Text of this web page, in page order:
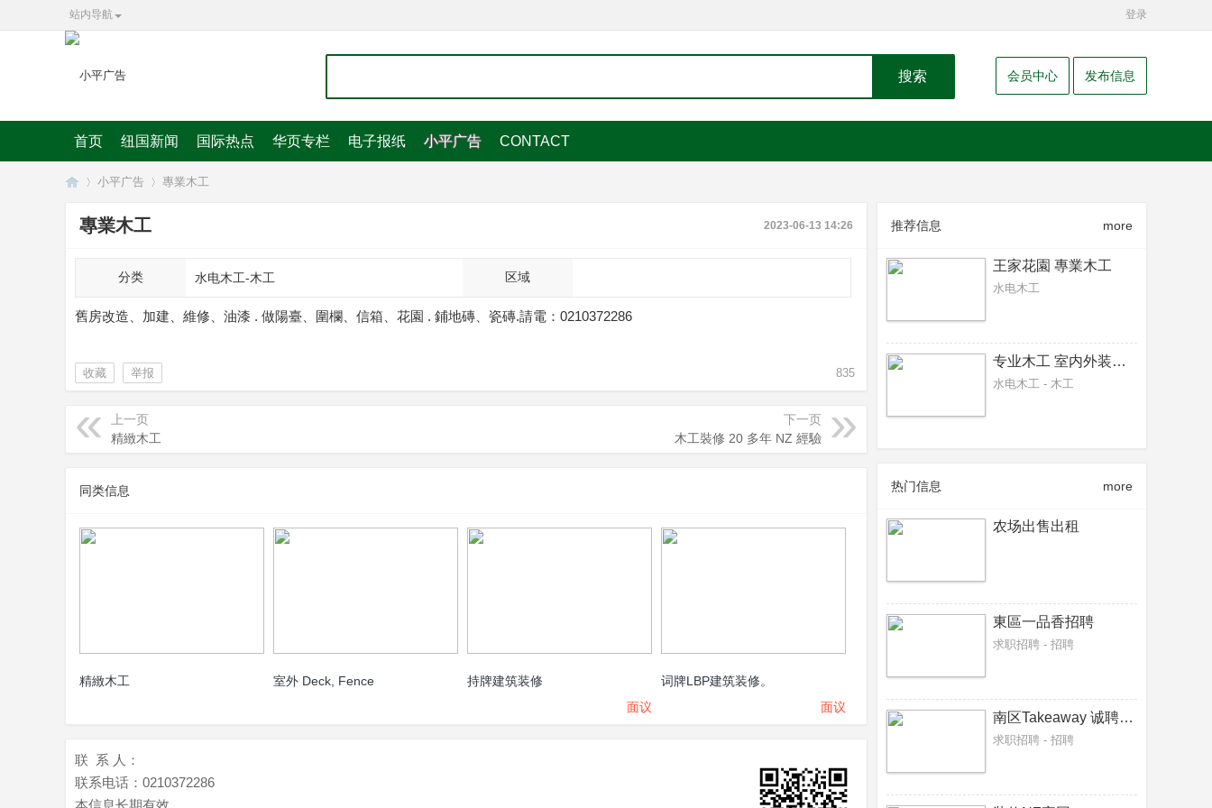
站内导航 登录
搜索 会员中心 发布信息
首页 纽国新闻 国际热点 华页专栏 电子报纸 小平广告 CONTACT
小平广告 專業木工
專業木工 2023-06-13 14:26
分类 水电木工-木工 区域
舊房改造、加建、維修、油漆 . 做陽臺、圍欄、信箱、花園 . 鋪地磚、瓷磚.請電：0210372286
收藏 举报 835
上一页
精緻木工
下一页
木工裝修 20 多年 NZ 經驗
同类信息
精緻木工 室外 Deck, Fence
持牌建筑装修
面议
词牌LBP建筑装修。
面议
联 系 人：
联系电话： 0210372286
本信息长期有效
推荐信息 more
王家花園 專業木工
水电木工
专业木工 室内外装修，围栏，阳台，雨篷，隔间，
水电木工 - 木工
热门信息 more
农场出售出租
東區一品香招聘
求职招聘 - 招聘
南区Takeaway 诚聘接单炸炉，炒餐师傅各一名
求职招聘 - 招聘